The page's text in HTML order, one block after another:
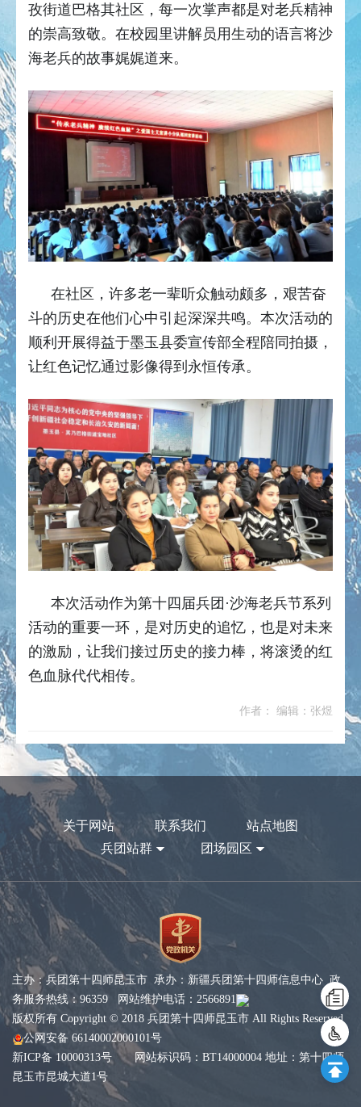
孜街道巴格其社区，每一次掌声都是对老兵精神
的崇高致敬。在校园里讲解员用生动的语言将沙
海老兵的故事娓娓道来。
在社区，许多老一辈听众触动颇多，艰苦奋
斗的历史在他们心中引起深深共鸣。本次活动的
顺利开展得益于墨玉县委宣传部全程陪同拍摄，
让红色记忆通过影像得到永恒传承。
本次活动作为第十四届兵团·沙海老兵节系列
活动的重要一环，是对历史的追忆，也是对未来
的激励，让我们接过历史的接力棒，将滚烫的红
色血脉代代相传。
作者： 编辑：张煜
关于网站 联系我们
站点地图
兵团站群
团场园区
主办：兵团第十四师昆玉市 承办：新疆兵团第十四师信息中心 政
务服务热线：96359 网站维护电话：2566891
版权所有 Copyright © 2018 兵团第十四师昆玉市 All Rights Reserved
公网安备 66140002000101号
新ICP备 10000313号 网站标识码：BT14000004 地址：第十四师
昆玉市昆城大道1号